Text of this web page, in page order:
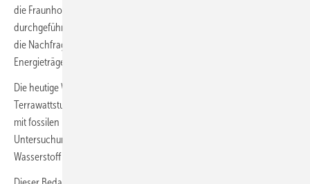
die Fraunhofer-Institute ISI, ISE und IEG gemeinsam eine Metastudie
durchgeführt. Dafür haben sie aktuelle Systemstudien mit Fokus auf
die Nachfrage nach Wasserstoff und wasserstoffbasierten
Energieträgern in Deutschland ausgewertet.
Die heutige Wasserstoffproduktion in Deutschland liegt bei 57
Terrawattstunden (TWh) pro Jahr. Diese Menge wird fast vollständig
mit fossilen Energieträgern hergestellt. Ab 2030 zeigt die
Untersuchung erste relevante Nachfragemengen nach grünem
Wasserstoff und Derivaten von bis zu 80 TWh.